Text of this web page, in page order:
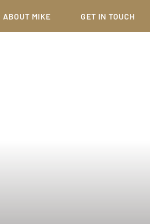
ABOUT MIKE GET IN TOUCH